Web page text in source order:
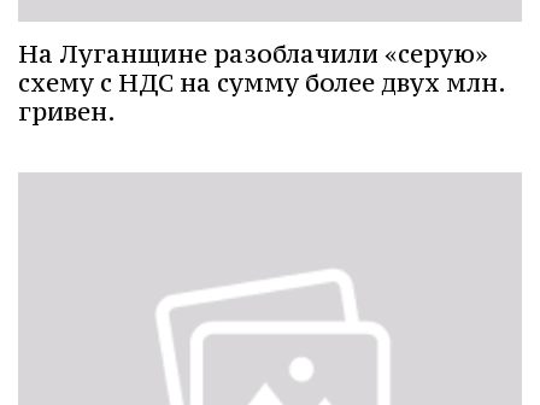
На Луганщине разоблачили «серую»
схему с НДС на сумму более двух млн.
гривен.